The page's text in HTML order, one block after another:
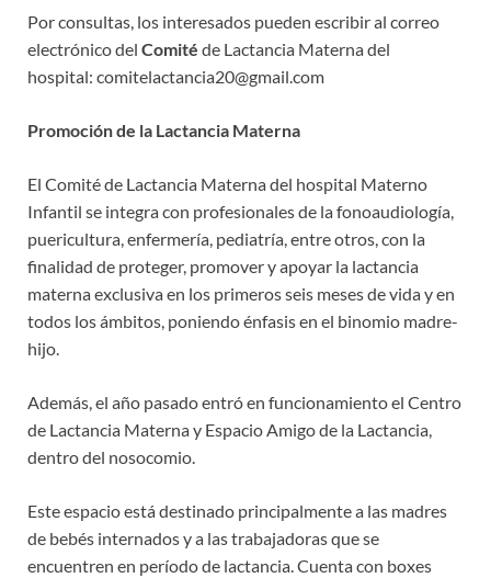
Por consultas, los interesados pueden escribir al correo
electrónico del Comité de Lactancia Materna del
hospital: comitelactancia20@gmail.com
Promoción de la Lactancia Materna
El Comité de Lactancia Materna del hospital Materno
Infantil se integra con profesionales de la fonoaudiología,
puericultura, enfermería, pediatría, entre otros, con la
finalidad de proteger, promover y apoyar la lactancia
materna exclusiva en los primeros seis meses de vida y en
todos los ámbitos, poniendo énfasis en el binomio madre-
hijo.
Además, el año pasado entró en funcionamiento el Centro
de Lactancia Materna y Espacio Amigo de la Lactancia,
dentro del nosocomio.
Este espacio está destinado principalmente a las madres
de bebés internados y a las trabajadoras que se
encuentren en período de lactancia. Cuenta con boxes